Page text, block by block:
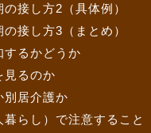
接し方2（具体例）
接し方3（まとめ）
するかどうか
見るのか
別居介護か
暮らし）で注意すること